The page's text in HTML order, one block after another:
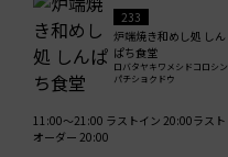
233
炉端焼き和めし処 しん
ぱち食堂
ロバタヤキワメシドコロシン
パチショクドウ
11:00～21:00 ラストイン 20:00ラスト
オーダー 20:00